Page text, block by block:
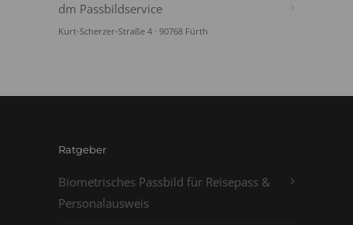
dm Passbildservice
Kurt-Scherzer-Straße 4 · 90768 Fürth
Ratgeber
Biometrisches Passbild für Reisepass &
Personalausweis